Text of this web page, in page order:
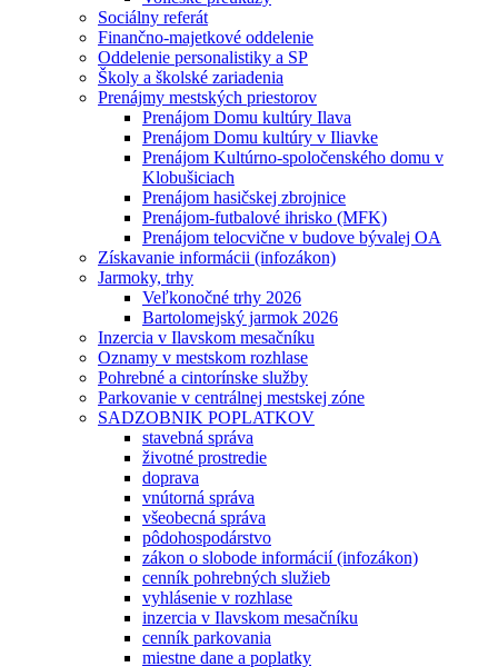
Sociálny referát
Finančno-majetkové oddelenie
Oddelenie personalistiky a SP
Školy a školské zariadenia
Prenájmy mestských priestorov
Prenájom Domu kultúry Ilava
Prenájom Domu kultúry v Iliavke
Prenájom Kultúrno-spoločenského domu v
Klobušiciach
Prenájom hasičskej zbrojnice
Prenájom-futbalové ihrisko (MFK)
Prenájom telocvične v budove bývalej OA
Získavanie informácii (infozákon)
Jarmoky, trhy
Veľkonočné trhy 2026
Bartolomejský jarmok 2026
Inzercia v Ilavskom mesačníku
Oznamy v mestskom rozhlase
Pohrebné a cintorínske služby
Parkovanie v centrálnej mestskej zóne
SADZOBNIK POPLATKOV
stavebná správa
životné prostredie
doprava
vnútorná správa
všeobecná správa
pôdohospodárstvo
zákon o slobode informácií (infozákon)
cenník pohrebných služieb
vyhlásenie v rozhlase
inzercia v Ilavskom mesačníku
cenník parkovania
miestne dane a poplatky